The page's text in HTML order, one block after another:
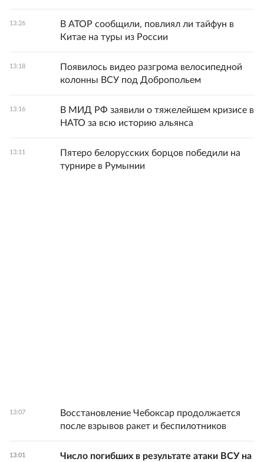
13:26
В АТОР сообщили, повлиял ли тайфун в
Китае на туры из России
13:18
Появилось видео разгрома велосипедной
колонны ВСУ под Добропольем
13:16
В МИД РФ заявили о тяжелейшем кризисе в
НАТО за всю историю альянса
13:11
Пятеро белорусских борцов победили на
турнире в Румынии
13:07
Восстановление Чебоксар продолжается
после взрывов ракет и беспилотников
13:01
Число погибших в результате атаки ВСУ на